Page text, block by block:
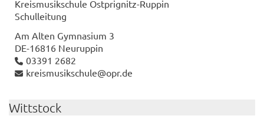
Kreis­mu­sik­schu­le Ostprignitz-​Ruppin
Schul­lei­tung
Am Alten Gym­na­si­um 3
DE-​16816 Neu­rup­pin
03391 2682
kreis­mu­sik­schu­le@opr.de
Witt­stock